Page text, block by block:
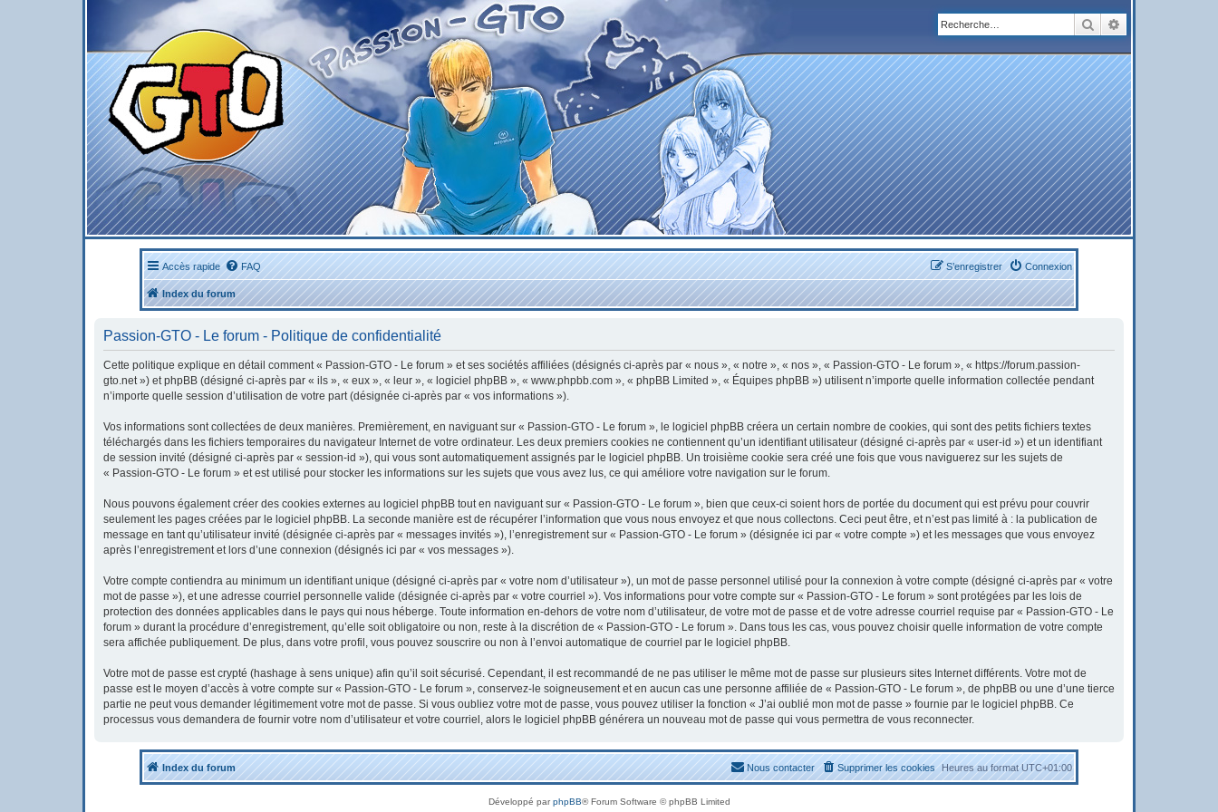
Rechercher
Accès rapide FAQ Connexion
S’enregistrer
Index du forum
Passion-GTO - Le forum - Politique de confidentialité
Cette politique explique en détail comment « Passion-GTO - Le forum » et ses sociétés affiliées (désignés ci-après par « nous », « notre », « nos », « Passion-GTO - Le forum », « https://forum.passion-
gto.net ») et phpBB (désigné ci-après par « ils », « eux », « leur », « logiciel phpBB », « www.phpbb.com », « phpBB Limited », « Équipes phpBB ») utilisent n’importe quelle information collectée pendant
n’importe quelle session d’utilisation de votre part (désignée ci-après par « vos informations »).
Vos informations sont collectées de deux manières. Premièrement, en naviguant sur « Passion-GTO - Le forum », le logiciel phpBB créera un certain nombre de cookies, qui sont des petits fichiers textes
téléchargés dans les fichiers temporaires du navigateur Internet de votre ordinateur. Les deux premiers cookies ne contiennent qu’un identifiant utilisateur (désigné ci-après par « user-id ») et un identifiant
de session invité (désigné ci-après par « session-id »), qui vous sont automatiquement assignés par le logiciel phpBB. Un troisième cookie sera créé une fois que vous naviguerez sur les sujets de
« Passion-GTO - Le forum » et est utilisé pour stocker les informations sur les sujets que vous avez lus, ce qui améliore votre navigation sur le forum.
Nous pouvons également créer des cookies externes au logiciel phpBB tout en naviguant sur « Passion-GTO - Le forum », bien que ceux-ci soient hors de portée du document qui est prévu pour couvrir
seulement les pages créées par le logiciel phpBB. La seconde manière est de récupérer l’information que vous nous envoyez et que nous collectons. Ceci peut être, et n’est pas limité à : la publication de
message en tant qu’utilisateur invité (désignée ci-après par « messages invités »), l’enregistrement sur « Passion-GTO - Le forum » (désignée ici par « votre compte ») et les messages que vous envoyez
après l’enregistrement et lors d’une connexion (désignés ici par « vos messages »).
Votre compte contiendra au minimum un identifiant unique (désigné ci-après par « votre nom d’utilisateur »), un mot de passe personnel utilisé pour la connexion à votre compte (désigné ci-après par « votre
mot de passe »), et une adresse courriel personnelle valide (désignée ci-après par « votre courriel »). Vos informations pour votre compte sur « Passion-GTO - Le forum » sont protégées par les lois de
protection des données applicables dans le pays qui nous héberge. Toute information en-dehors de votre nom d’utilisateur, de votre mot de passe et de votre adresse courriel requise par « Passion-GTO - Le
forum » durant la procédure d’enregistrement, qu’elle soit obligatoire ou non, reste à la discrétion de « Passion-GTO - Le forum ». Dans tous les cas, vous pouvez choisir quelle information de votre compte
sera affichée publiquement. De plus, dans votre profil, vous pouvez souscrire ou non à l’envoi automatique de courriel par le logiciel phpBB.
Votre mot de passe est crypté (hashage à sens unique) afin qu’il soit sécurisé. Cependant, il est recommandé de ne pas utiliser le même mot de passe sur plusieurs sites Internet différents. Votre mot de
passe est le moyen d’accès à votre compte sur « Passion-GTO - Le forum », conservez-le soigneusement et en aucun cas une personne affiliée de « Passion-GTO - Le forum », de phpBB ou une d’une tierce
partie ne peut vous demander légitimement votre mot de passe. Si vous oubliez votre mot de passe, vous pouvez utiliser la fonction « J’ai oublié mon mot de passe » fournie par le logiciel phpBB. Ce
processus vous demandera de fournir votre nom d’utilisateur et votre courriel, alors le logiciel phpBB générera un nouveau mot de passe qui vous permettra de vous reconnecter.
Index du forum Heures au formatUTC+01:00
Supprimer les cookies
Nous contacter
Développé parphpBB® Forum Software © phpBB Limited